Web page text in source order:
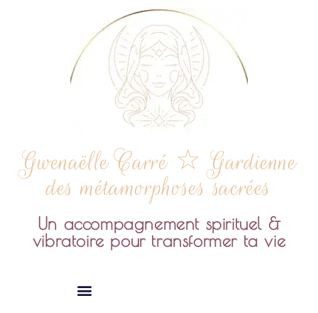
Gwenaëlle Carré ☆ Gardienne
des métamorphoses sacrées
Un accompagnement spirituel &
vibratoire pour transformer ta vie